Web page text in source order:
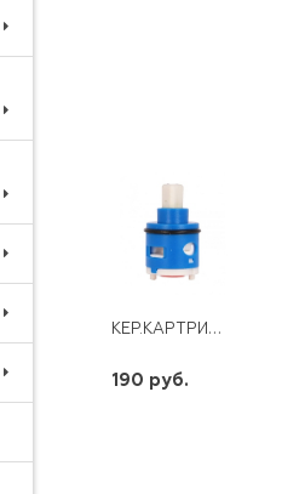
КЕР.КАРТРИДЖ ,ДЛЯ ПЕРЕКЛ. NEB3.NEB7.NEB16. SFX-3116
190 руб.